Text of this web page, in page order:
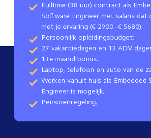
Fulltime (38 uur) contract als
Software Engineer met salaris dat
met je ervaring (€ 2900 - € 5680);
Persoonlijk opleidingsbudget;
27 vakantiedagen en 13 ADV
13e maand bonus;
Laptop, telefoon en auto van de
Werken vanuit huis als Embedded
Engineer is mogelijk;
Pensioenregeling;